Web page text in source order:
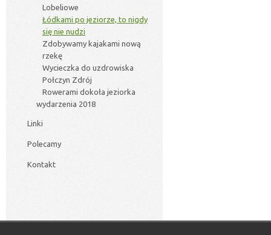
Lobeliowe
Łódkami po jeziorze, to nigdy
się nie nudzi
Zdobywamy kajakami nową
rzekę
Wycieczka do uzdrowiska
Połczyn Zdrój
Rowerami dokoła jeziorka
wydarzenia 2018
Linki
Polecamy
Kontakt